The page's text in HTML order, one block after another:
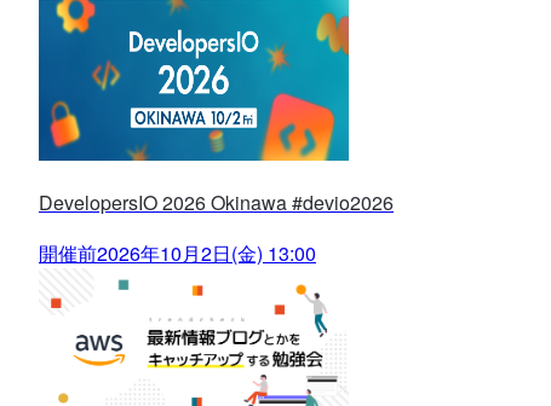
DevelopersIO 2026 Okinawa #devio2026
開催前2026年10月2日(金) 13:00